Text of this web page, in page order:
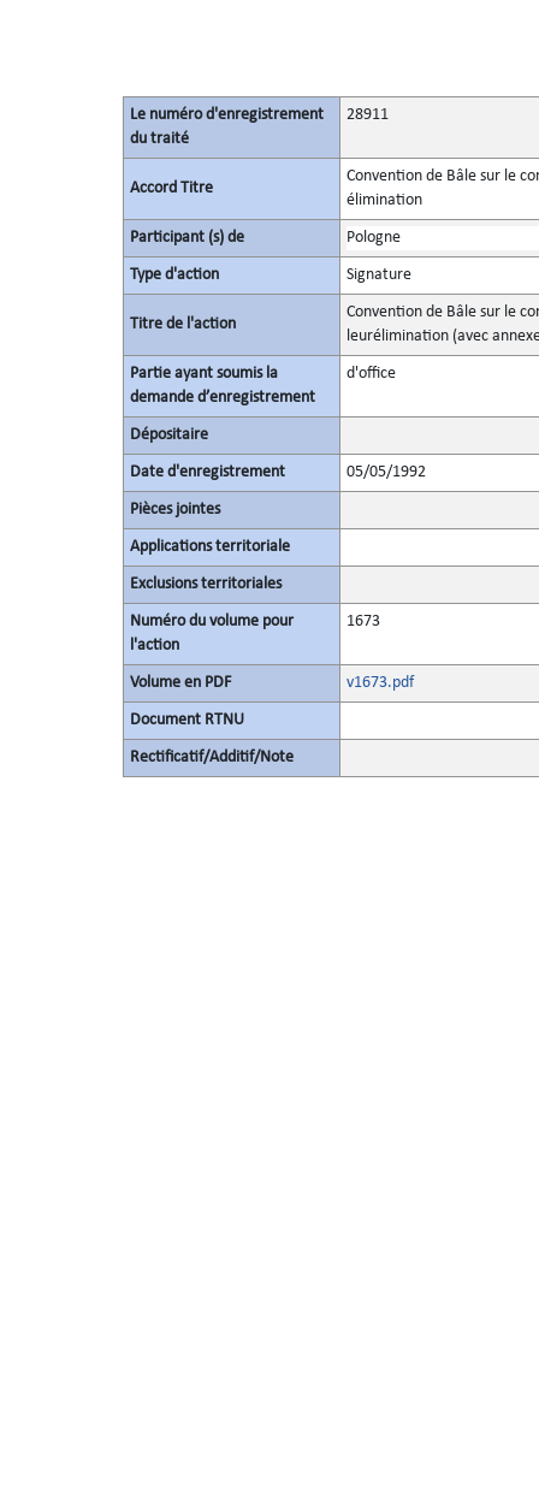
Le numéro d'enregistrement
du traité
28911
Accord Titre
Convention de Bâle sur le
élimination
Participant (s) de Pologne
Type d'action Signature
Titre de l'action
Convention de Bâle sur le
leurélimination (avec
Partie ayant soumis la
demande d’enregistrement
d'office
Dépositaire
Date d'enregistrement 05/05/1992
Pièces jointes
Applications territoriale
Exclusions territoriales
Numéro du volume pour
l'action
1673
Volume en PDF v1673.pdf
Document RTNU
Rectificatif/Additif/Note